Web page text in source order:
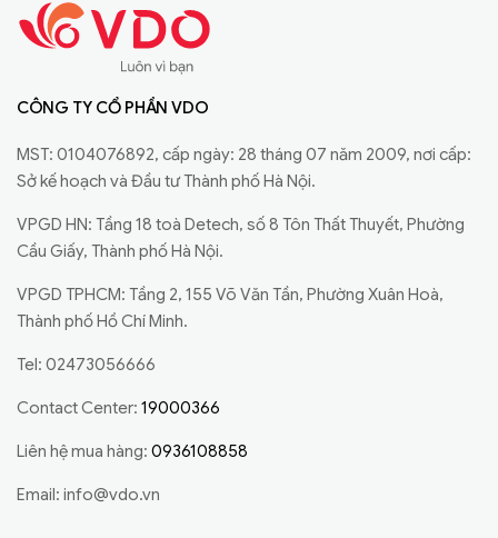
CÔNG TY CỔ PHẦN VDO
MST: 0104076892, cấp ngày: 28 tháng 07 năm 2009, nơi cấp:
Sở kế hoạch và Đầu tư Thành phố Hà Nội.
VPGD HN: Tầng 18 toà Detech, số 8 Tôn Thất Thuyết, Phường
Cầu Giấy, Thành phố Hà Nội.
VPGD TPHCM: Tầng 2, 155 Võ Văn Tần, Phường Xuân Hoà,
Thành phố Hồ Chí Minh.
Tel: 02473056666
Contact Center: 19000366
Liên hệ mua hàng: 0936108858
Email: info@vdo.vn